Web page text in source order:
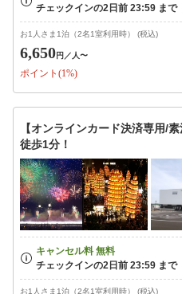
お1人さま1泊（2名1室利用時） (税込)
6,650円 ／人〜
ポイント(1%)
【オンラインカード決済専用/
徒歩1分！
お1人さま1泊（2名1室利用時） (税込)